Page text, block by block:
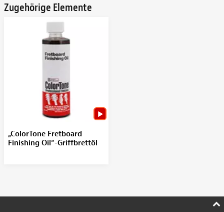
Zugehörige Elemente
„ColorTone Fretboard
Finishing Oil“-Griffbrettöl